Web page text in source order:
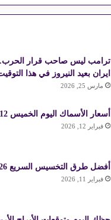
ترامب ليس صاحب قرار الحرب..
ايران بعيد النيروز في هذا
مارس 25, 2026
أسعار الأسماك اليوم الخميس 12 فبراير 2026
فبراير 12, 2026
أفضل طرق التخسيس السريع 2026
فبراير 11, 2026